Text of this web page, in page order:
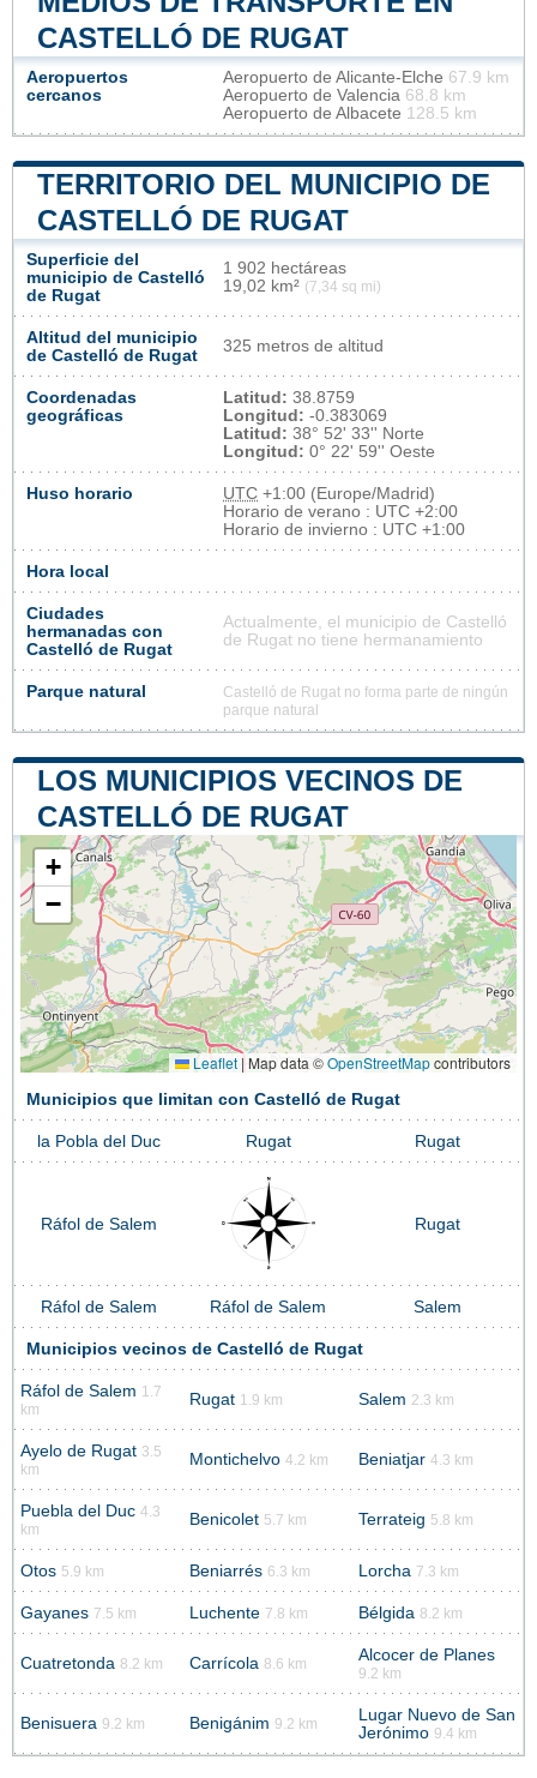
CASTELLÓ DE RUGAT
Aeropuertos
cercanos
Aeropuerto de Alicante-Elche 67.9 km
Aeropuerto de Valencia 68.8 km
Aeropuerto de Albacete 128.5 km
TERRITORIO DEL MUNICIPIO DE
CASTELLÓ DE RUGAT
Superficie del
municipio de Castelló
de Rugat
1 902 hectáreas
19,02 km² (7,34 sq mi)
Altitud del municipio
de Castelló de Rugat
325 metros de altitud
Coordenadas
geográficas
Latitud: 38.8759
Longitud: -0.383069
Latitud: 38° 52' 33'' Norte
Longitud: 0° 22' 59'' Oeste
Huso horario UTC +1:00 (Europe/Madrid)
Horario de verano : UTC +2:00
Horario de invierno : UTC +1:00
Hora local
Ciudades
hermanadas con
Castelló de Rugat
Actualmente, el municipio de Castelló
de Rugat no tiene hermanamiento
Parque natural
Castelló de Rugat no forma parte de ningún
parque natural
LOS MUNICIPIOS VECINOS DE
CASTELLÓ DE RUGAT
+
−
Leaflet | Map data ©OpenStreetMapcontributors
Municipios que limitan con Castelló de Rugat
la Pobla del Duc Rugat Rugat
Ráfol de Salem Rugat
Ráfol de Salem Ráfol de Salem Salem
Municipios vecinos de Castelló de Rugat
Ráfol de Salem 1.7
km
Rugat 1.9 km Salem 2.3 km
Ayelo de Rugat 3.5
km
Montichelvo 4.2 km Beniatjar 4.3 km
Puebla del Duc 4.3
km
Benicolet 5.7 km Terrateig 5.8 km
Otos 5.9 km Beniarrés 6.3 km Lorcha 7.3 km
Gayanes 7.5 km Luchente 7.8 km Bélgida 8.2 km
Cuatretonda 8.2 km Carrícola 8.6 km Alcocer de Planes
9.2 km
Benisuera 9.2 km Benigánim 9.2 km
Lugar Nuevo de San
Jerónimo 9.4 km